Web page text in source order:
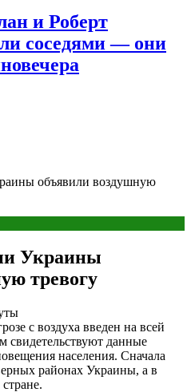
и Роберт
соседями — они
объявили воздушную
Украины
тревогу
с воздуха введен на всей
свидетельствуют данные
населения. Сначала
районах Украины, а в